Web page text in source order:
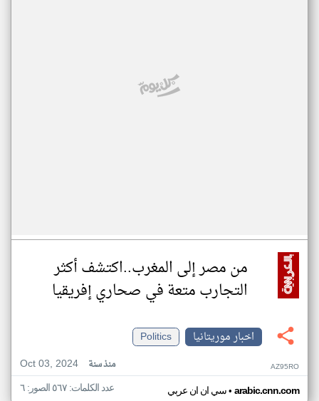
من مصر إلى المغرب..اكتشف أكثر
التجارب متعة في صحاري إفريقيا
اخبار موريتانيا
Politics
Oct 03, 2024
منذ سنة AZ95RO
سي ان ان عربي• arabic.cnn.com عدد الكلمات: ٥٦٧ الصور: ٦